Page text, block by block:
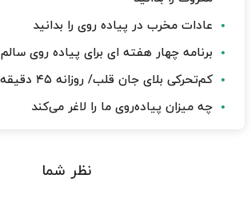
عادات مخرب در پیاده روی را بدانید
برنامه چهار هفته ای برای پیاده روی سالم
کم‌تحرکی بلای جان قلب/ روزانه ۴۵ دقیقه پیاده‌روی کنید
چه میزان پیاده‌روی ما را لاغر می‌کند
نظر شما